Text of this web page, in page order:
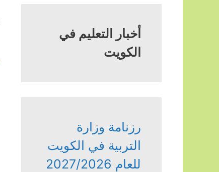
أخبار التعليم في
الكويت
رزنامة وزارة
التربية في الكويت
للعام 2027/2026